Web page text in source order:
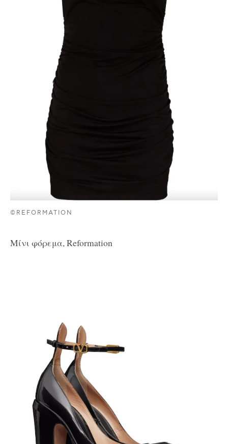
©REFORMATION
Μίνι φόρεμα, Reformation